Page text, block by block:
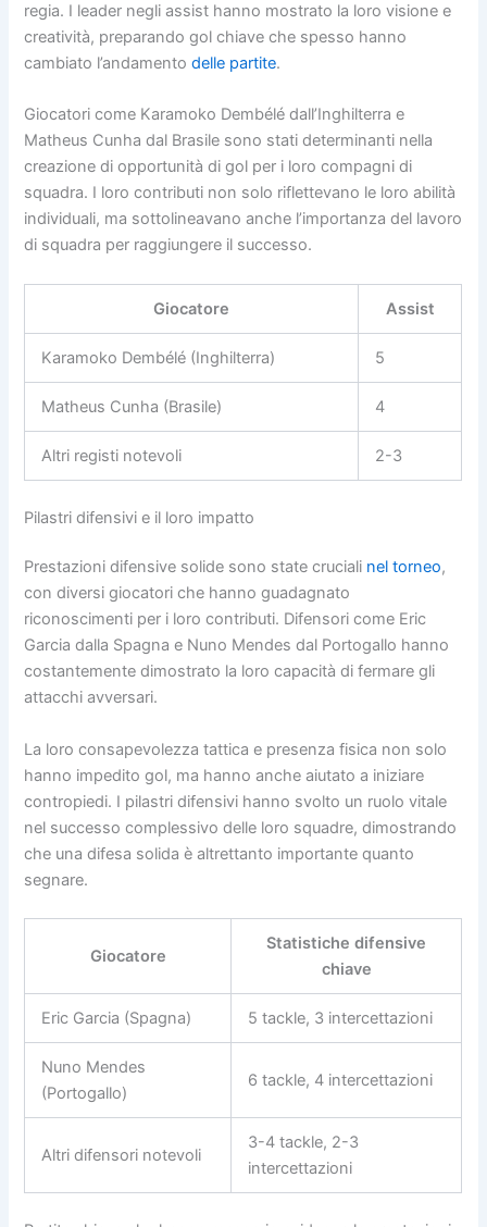
regia. I leader negli assist hanno mostrato la loro visione e
creatività, preparando gol chiave che spesso hanno
cambiato l’andamentodelle partite.
Giocatori come Karamoko Dembélé dall’Inghilterra e
Matheus Cunha dal Brasile sono stati determinanti nella
creazione di opportunità di gol per i loro compagni di
squadra. I loro contributi non solo riflettevano le loro abilità
individuali, ma sottolineavano anche l’importanza del lavoro
di squadra per raggiungere il successo.
Giocatore Assist
Karamoko Dembélé (Inghilterra) 5
Matheus Cunha (Brasile) 4
Altri registi notevoli 2-3
Pilastri difensivi e il loro impatto
Prestazioni difensive solide sono state cruciali nel torneo,
con diversi giocatori che hanno guadagnato
riconoscimenti per i loro contributi. Difensori come Eric
Garcia dalla Spagna e Nuno Mendes dal Portogallo hanno
costantemente dimostrato la loro capacità di fermare gli
attacchi avversari.
La loro consapevolezza tattica e presenza fisica non solo
hanno impedito gol, ma hanno anche aiutato a iniziare
contropiedi. I pilastri difensivi hanno svolto un ruolo vitale
nel successo complessivo delle loro squadre, dimostrando
che una difesa solida è altrettanto importante quanto
segnare.
Giocatore
Statistiche difensive
chiave
Eric Garcia (Spagna) 5 tackle, 3 intercettazioni
Nuno Mendes
(Portogallo)
6 tackle, 4 intercettazioni
Altri difensori notevoli
3-4 tackle, 2-3
intercettazioni